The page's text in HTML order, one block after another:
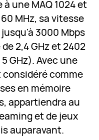
une MAQ 1024 et
MHz, sa vitesse
3000 Mbps
2,4 GHz et 2402
GHz). Avec une
comme
en mémoire
appartiendra au
et de jeux
auparavant.